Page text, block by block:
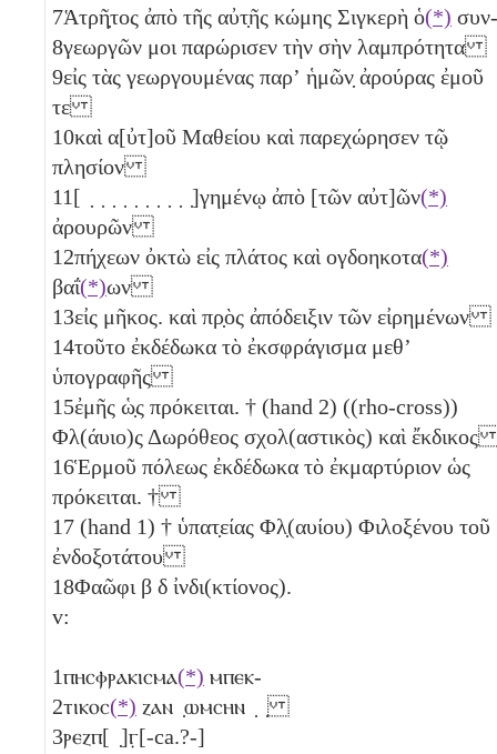
7Ἁτρῆ̣τος ἀπὸ τῆς αὐτ̣ῆς κώμης Σιγκερὴ ὁ(*) συν-
8γεωργῶν μοι παρώρισεν τὴν σὴν λαμπρότητα
9εἰς τὰς γεωργουμένας παρʼ ἡμῶν̣ ἀρούρας ἐμοῦ
τε
10καὶ α[ὐτ]οῦ Μαθείου καὶ παρεχώρησεν τῷ
πλησίον
11[ ̣ ̣ ̣ ̣ ̣ ̣ ̣ ̣ ̣ ̣]γημένῳ ἀπὸ [τῶν αὐτ]ῶν(*)
ἀρουρῶν
12πήχεων ὀκτὼ εἰς πλάτος καὶ ογδοηκοτα(*)
βαΐ(*)ων
13εἰς μῆκος. καὶ πρ̣ὸς ἀπόδειξιν τῶν εἰρημένων
14τοῦτο ἐκδέδωκα τὸ ἐκσφράγισμα μεθʼ
ὑπογραφῆς
15ἐμῆς ὡ̣ς πρόκειται. † (hand 2) ((rho-cross))
Φλ(άυιο)ς Δωρόθεος σχολ(αστικὸς) καὶ
16Ἑρμοῦ πόλεως ἐκδέδωκα τὸ ἐκμαρτύριον ὡς
πρόκειται. †
17 (hand 1) † ὑπατ̣είας Φλ̣(αυίου) Φιλοξένου τοῦ
ἐνδοξοτάτου
18Φαῶφι β δ ἰνδι(κτίονος).
v:
1ⲡⲏⲥⲫⲣⲁⲕⲓⲥⲙⲁ(*) ⲙⲡⲉⲕ-
2ⲧⲓⲕⲟⲥ(*) ⲍⲁⲛ ̣ⲱⲙⲥⲏⲛ ̣ ̣
3ⲣⲉⲍⲡ[ ̣]ⲅ̣[-ca.?-]